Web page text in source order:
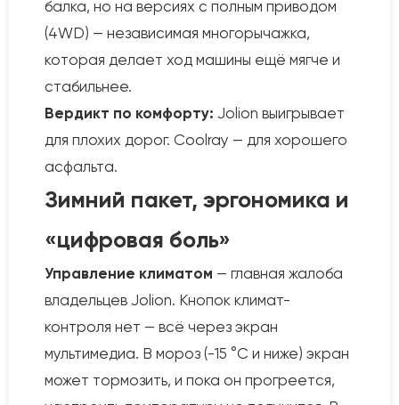
балка, но на версиях с полным приводом
(4WD) — независимая многорычажка,
которая делает ход машины ещё мягче и
стабильнее.
Вердикт по комфорту: Jolion выигрывает
для плохих дорог. Coolray — для хорошего
асфальта.
Зимний пакет, эргономика и
«цифровая боль»
Управление климатом — главная жалоба
владельцев Jolion. Кнопок климат-
контроля нет — всё через экран
мультимедиа. В мороз (-15 °C и ниже) экран
может тормозить, и пока он прогреется,